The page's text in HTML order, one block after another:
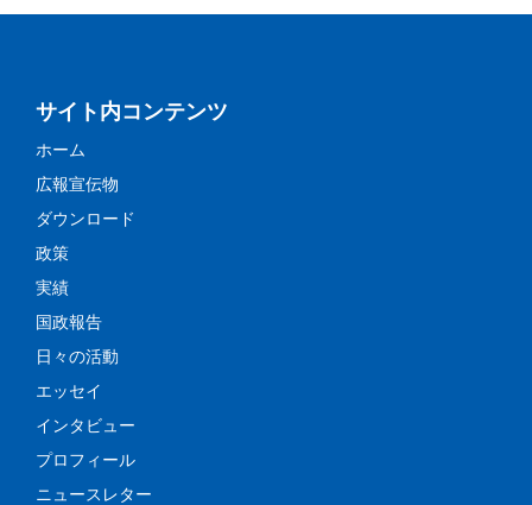
サイト内コンテンツ
ホーム
広報宣伝物
ダウンロード
政策
実績
国政報告
日々の活動
エッセイ
インタビュー
プロフィール
ニュースレター